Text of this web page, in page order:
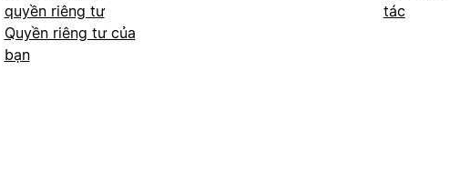
quyền riêng tư
Quyền riêng tư của
bạn
tác